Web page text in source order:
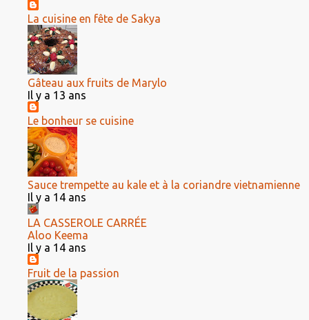
La cuisine en fête de Sakya
Gâteau aux fruits de Marylo
Il y a 13 ans
Le bonheur se cuisine
Sauce trempette au kale et à la coriandre vietnamienne
Il y a 14 ans
LA CASSEROLE CARRÉE
Aloo Keema
Il y a 14 ans
Fruit de la passion